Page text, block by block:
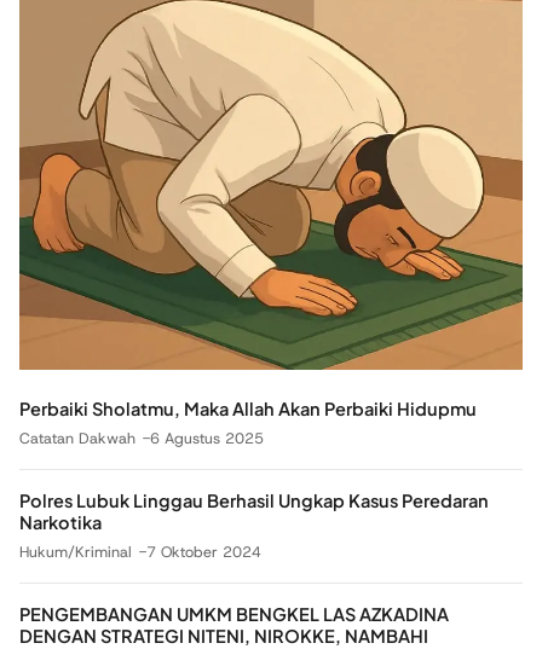
Perbaiki Sholatmu, Maka Allah Akan Perbaiki Hidupmu
Catatan Dakwah 6 Agustus 2025
Polres Lubuk Linggau Berhasil Ungkap Kasus Peredaran
Narkotika
Hukum/Kriminal 7 Oktober 2024
PENGEMBANGAN UMKM BENGKEL LAS AZKADINA
DENGAN STRATEGI NITENI, NIROKKE, NAMBAHI